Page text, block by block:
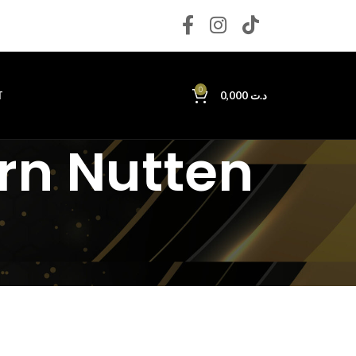
0 د.ت
Nutten